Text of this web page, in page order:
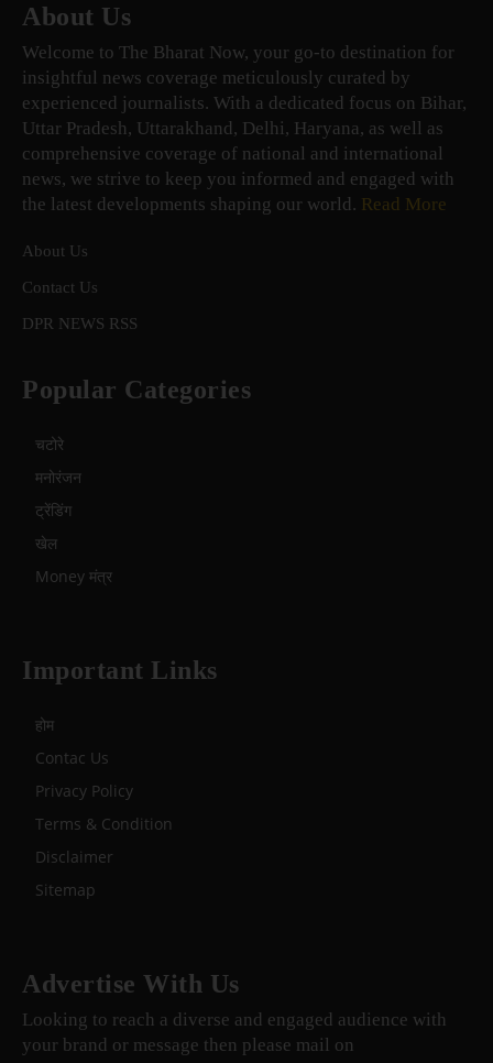
About Us
Welcome to The Bharat Now, your go-to destination for
insightful news coverage meticulously curated by
experienced journalists. With a dedicated focus on Bihar,
Uttar Pradesh, Uttarakhand, Delhi, Haryana, as well as
comprehensive coverage of national and international
news, we strive to keep you informed and engaged with
the latest developments shaping our world. Read More
About Us
Contact Us
DPR NEWS RSS
Popular Categories
चटोरे
मनोरंजन
ट्रेंडिंग
खेल
Money मंत्र
Important Links
होम
Contac Us
Privacy Policy
Terms & Condition
Disclaimer
Sitemap
Advertise With Us
Looking to reach a diverse and engaged audience with
your brand or message then please mail on